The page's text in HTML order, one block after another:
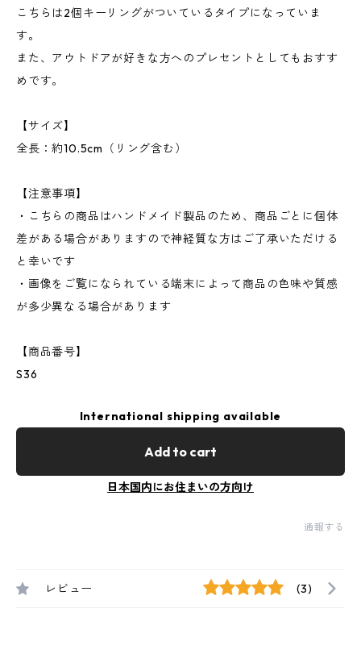
こちらは2個キーリングがついているタイプになっていま
す。
また、アウトドアが好きな方へのプレセントとしてもおすす
めです。
【サイズ】
全長：約10.5cm（リング含む）
【注意事項】
・こちらの商品はハンドメイド製品のため、商品ごとに個体
差がある場合がありますので神経質な方はご了承いただける
と幸いです
・画像をご覧になられている端末によって商品の色味や質感
が多少異なる場合があります
【商品番号】
S36
International shipping available
Add to cart
日本国内にお住まいの方向け
通報する
レビュー (3)